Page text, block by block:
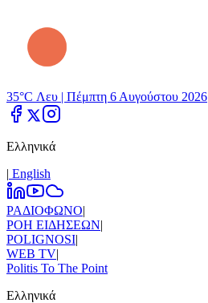
35°C Λευ | Πέμπτη 6 Αυγούστου 2026
Ελληνικά
| Εnglish
ΡΑΔΙΟΦΩΝΟ|
ΡΟΗ ΕΙΔΗΣΕΩΝ|
POLIGNOSI|
WEB TV|
Politis To The Point
Ελληνικά